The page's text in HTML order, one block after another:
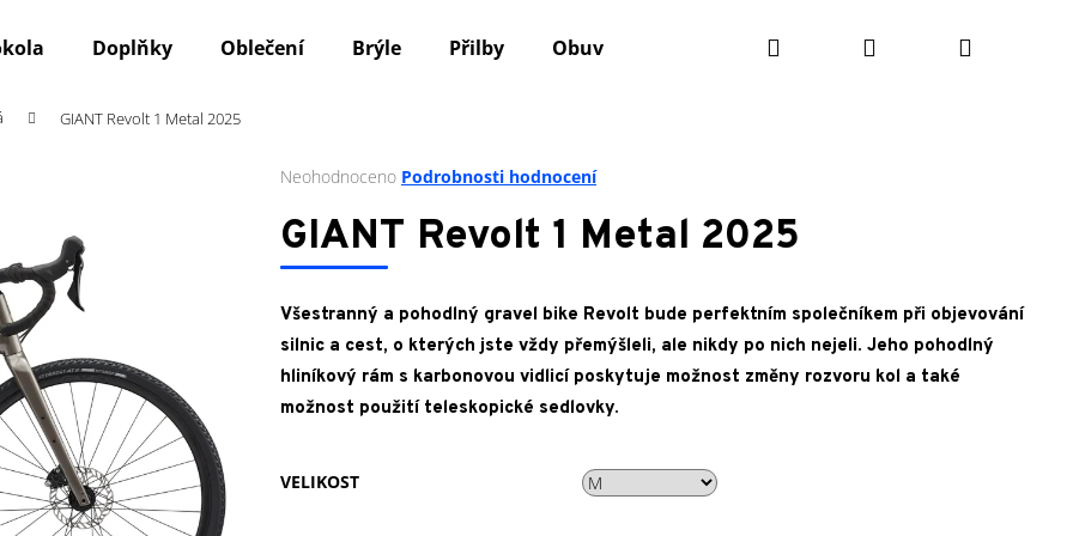
Doplňky Oblečení Brýle Přilby Obuv Výživa Údržba kola
Hledat PřihlášeníNákupní
GIANT Revolt 1 Metal 2025
Průměrné
produktu
je
0,0
5
hvězdiček.
Neohodnoceno Podrobnosti hodnocení
GIANT Revolt 1 Metal 2025
Všestranný a pohodlný gravel bike Revolt bude perfektním společníkem při objevování
silnic a cest, o kterých jste vždy přemýšleli, ale nikdy po nich nejeli. Jeho pohodlný
hliníkový rám s karbonovou vidlicí poskytuje možnost změny rozvoru kol a také
možnost použití teleskopické sedlovky.
VELIKOST
Co potřebujete najít?
HLEDAT